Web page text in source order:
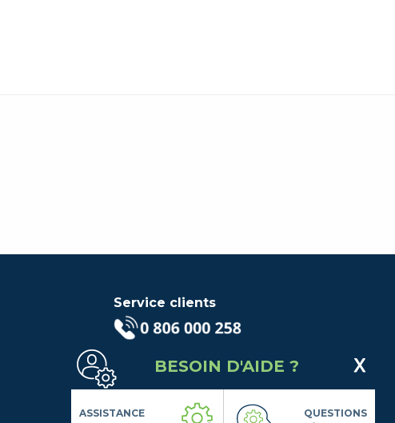
Service clients
appel local)
Lundi au Vendredi de 9h à 18h
Contactez-Nous
Suivez-nous
BESOIN D'AIDE ?
ASSISTANCE
QUESTIONS